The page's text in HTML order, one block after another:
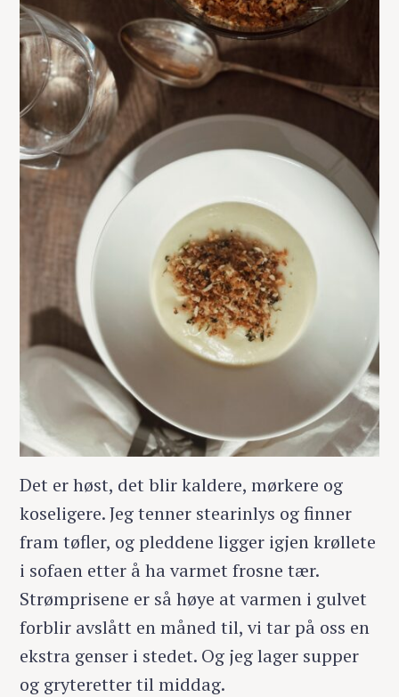
Det er høst, det blir kaldere, mørkere og
koseligere. Jeg tenner stearinlys og finner
fram tøfler, og pleddene ligger igjen krøllete
i sofaen etter å ha varmet frosne tær.
Strømprisene er så høye at varmen i gulvet
forblir avslått en måned til, vi tar på oss en
ekstra genser i stedet. Og jeg lager supper
og gryteretter til middag.